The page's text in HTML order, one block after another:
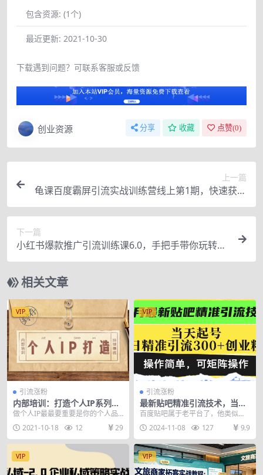
包含资源: (1个)
最近更新: 2021-10-30
下载遇到问题？可联系客服或反馈
创业资源 分享 收藏 点赞(0)
上一篇
龟课百度霸屏引流实战训练营线上第1期，快速获取
百度流量，日引500+精准粉
下一篇
小红书爆款推广引流训练课6.0，手把手带你玩转小
红书，实操一天50+精准女粉
相关文章
VIP
引流涨粉
内部培训：打造个人IP系列，
永久持续赚钱方法
做个人IP最最要重要是你的个人品
牌，所以你在做IP的时候一定要突
出你的个人化的形...
2021-10-18 12 29
VIP
引流涨粉
最新贴吧精准引流技术，当天
起号，日精准引流300+创业
粉，操作简单，可…
百度贴吧属于老平台了，他类似于
知识星球和豆瓣一样属于一个圈子
平台，在适合自己的圈...
2024-11-08 127 9.9
VIP VIP